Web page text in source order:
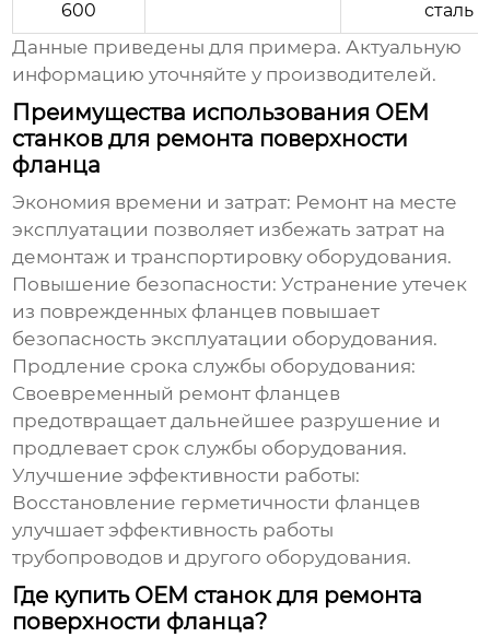
600
сталь
Данные приведены для примера. Актуальную
информацию уточняйте у производителей.
Преимущества использования OEM
станков для ремонта поверхности
фланца
Экономия времени и затрат: Ремонт на месте
эксплуатации позволяет избежать затрат на
демонтаж и транспортировку оборудования.
Повышение безопасности: Устранение утечек
из поврежденных фланцев повышает
безопасность эксплуатации оборудования.
Продление срока службы оборудования:
Своевременный ремонт фланцев
предотвращает дальнейшее разрушение и
продлевает срок службы оборудования.
Улучшение эффективности работы:
Восстановление герметичности фланцев
улучшает эффективность работы
трубопроводов и другого оборудования.
Где купить OEM станок для ремонта
поверхности фланца?